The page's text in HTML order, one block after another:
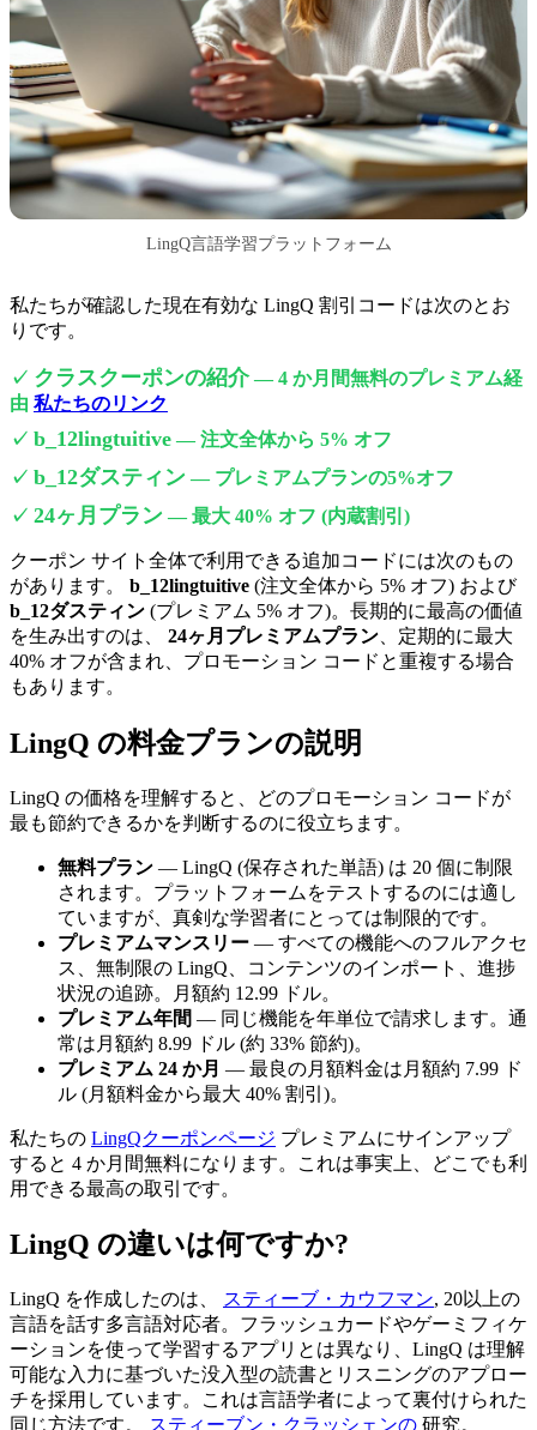
LingQ言語学習プラットフォーム
私たちが確認した現在有効な LingQ 割引コードは次のとお
りです。
✓ クラスクーポンの紹介— 4 か月間無料のプレミアム経
由 私たちのリンク
✓ b_12lingtuitive— 注文全体から 5% オフ
✓ b_12ダスティン— プレミアムプランの5%オフ
✓ 24ヶ月プラン— 最大 40% オフ (内蔵割引)
クーポン サイト全体で利用できる追加コードには次のもの
があります。 b_12lingtuitive (注文全体から 5% オフ) および
b_12ダスティン (プレミアム 5% オフ)。長期的に最高の価値
を生み出すのは、 24ヶ月プレミアムプラン 、定期的に最大
40% オフが含まれ、プロモーション コードと重複する場合
もあります。
LingQ の料金プランの説明
LingQ の価格を理解すると、どのプロモーション コードが
最も節約できるかを判断するのに役立ちます。
無料プラン — LingQ (保存された単語) は 20 個に制限
されます。プラットフォームをテストするのには適し
ていますが、真剣な学習者にとっては制限的です。
プレミアムマンスリー — すべての機能へのフルアクセ
ス、無制限の LingQ、コンテンツのインポート、進捗
状況の追跡。月額約 12.99 ドル。
プレミアム年間 — 同じ機能を年単位で請求します。通
常は月額約 8.99 ドル (約 33% 節約)。
プレミアム 24 か月 — 最良の月額料金は月額約 7.99 ド
ル (月額料金から最大 40% 割引)。
私たちの LingQクーポンページ プレミアムにサインアップ
すると 4 か月間無料になります。これは事実上、どこでも利
用できる最高の取引です。
LingQ の違いは何ですか?
LingQ を作成したのは、 スティーブ・カウフマン, 20以上の
言語を話す多言語対応者。フラッシュカードやゲーミフィケ
ーションを使って学習するアプリとは異なり、LingQ は理解
可能な入力に基づいた没入型の読書とリスニングのアプロー
チを採用しています。これは言語学者によって裏付けられた
同じ方法です。
スティーブン・クラッシェンの 研究。